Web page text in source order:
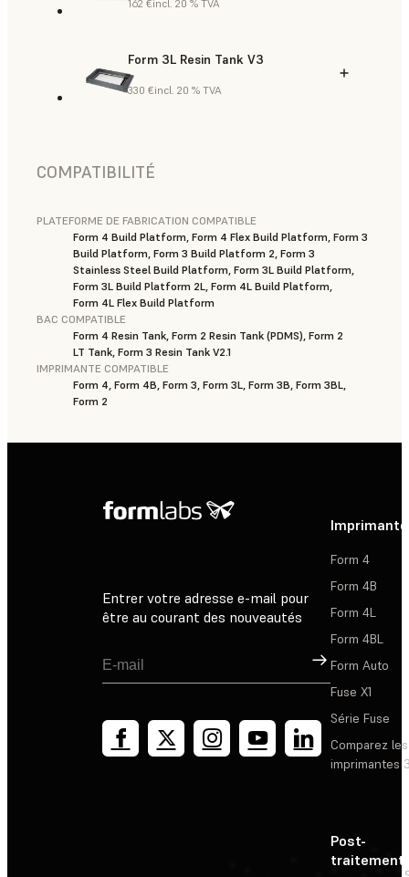
162 €incl. 20 % TVA
Form 3L Resin Tank V3
330 €incl. 20 % TVA
COMPATIBILITÉ
PLATEFORME DE FABRICATION COMPATIBLE
Form 4 Build Platform, Form 4 Flex Build Platform, Form 3
Build Platform, Form 3 Build Platform 2, Form 3
Stainless Steel Build Platform, Form 3L Build Platform,
Form 3L Build Platform 2L, Form 4L Build Platform,
Form 4L Flex Build Platform
BAC COMPATIBLE
Form 4 Resin Tank, Form 2 Resin Tank (PDMS), Form 2
LT Tank, Form 3 Resin Tank V2.1
IMPRIMANTE COMPATIBLE
Form 4, Form 4B, Form 3, Form 3L, Form 3B, Form 3BL,
Form 2
Entrer votre adresse e-mail pour
être au courant des nouveautés
Inscription
Form 4
Form 4B
Form 4L
Form 4BL
Form Auto
Fuse X1
Série Fuse
Comparez les
imprimantes
Post-
traitement